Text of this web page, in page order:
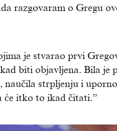
razgovaram o Gregu
je stvarao prvi
biti objavljena. Bila je
naučila strpljenju i
će itko to ikad čitati.”